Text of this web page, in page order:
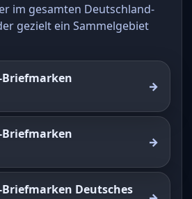
im gesamten Deutschland-
gezielt ein Sammelgebiet
Deutsches